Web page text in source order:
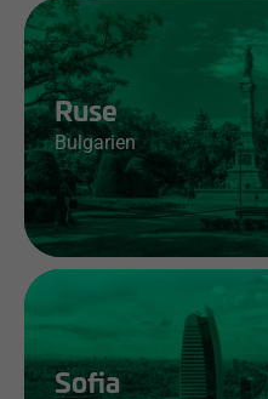
Jobs & Infos
Ruse
Bulgarien
Sofia